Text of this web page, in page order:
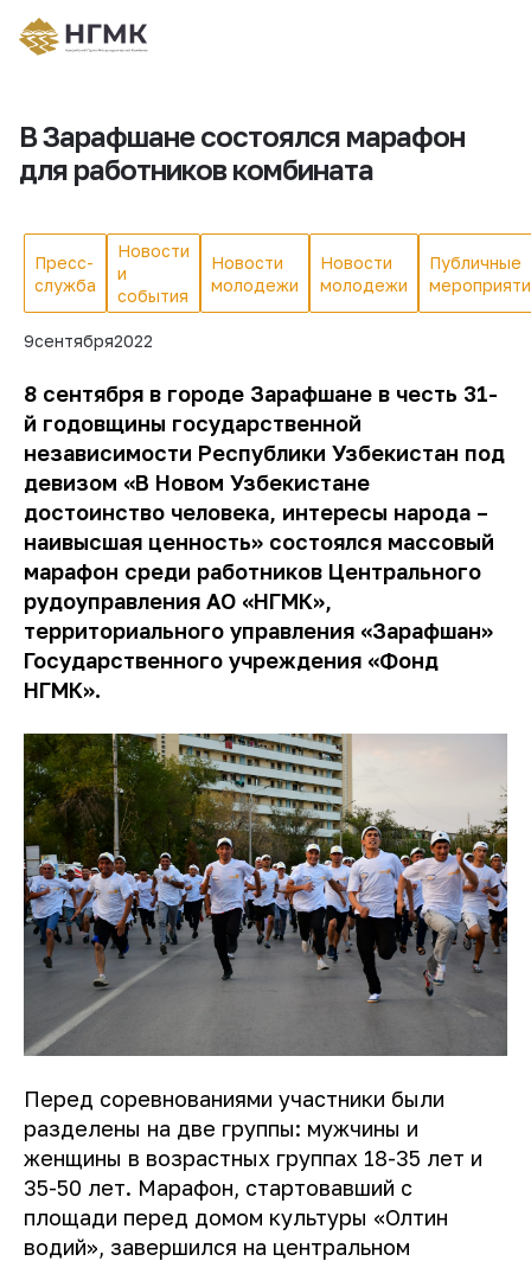
В Зарафшане состоялся марафон
для работников комбината
Пресс-
служба
Новости
и
события
Новости
молодежи
Новости
молодежи
Публичные
9сентября2022
8 сентября в городе Зарафшане в честь 31-
й годовщины государственной
независимости Республики Узбекистан под
девизом «В Новом Узбекистане
достоинство человека, интересы народа –
наивысшая ценность» состоялся массовый
марафон среди работников Центрального
рудоуправления АО «НГМК»,
территориального управления «Зарафшан»
Государственного учреждения «Фонд
НГМК».
Перед соревнованиями участники были
разделены на две группы: мужчины и
женщины в возрастных группах 18-35 лет и
35-50 лет. Марафон, стартовавший с
площади перед домом культуры «Олтин
водий», завершился на центральном